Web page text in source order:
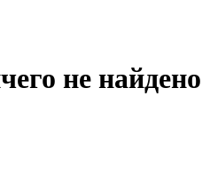
не найдено